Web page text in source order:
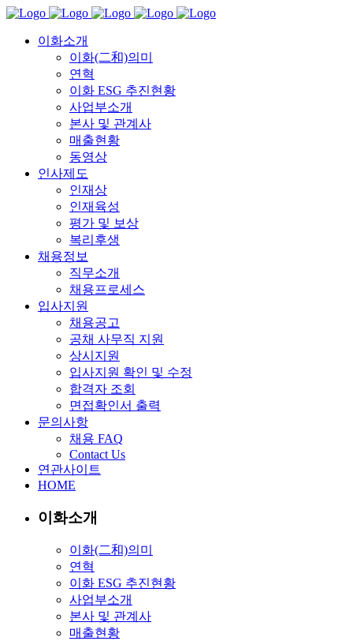
이화소개
이화(二和)의미
연혁
이화 ESG 추진현황
사업부소개
본사 및 관계사
매출현황
동영상
인사제도
인재상
인재육성
평가 및 보상
복리후생
채용정보
직무소개
채용프로세스
입사지원
채용공고
공채 사무직 지원
상시지원
입사지원 확인 및 수정
합격자 조회
면접확인서 출력
문의사항
채용 FAQ
Contact Us
연관사이트
HOME
이화소개
이화(二和)의미
연혁
이화 ESG 추진현황
사업부소개
본사 및 관계사
매출현황